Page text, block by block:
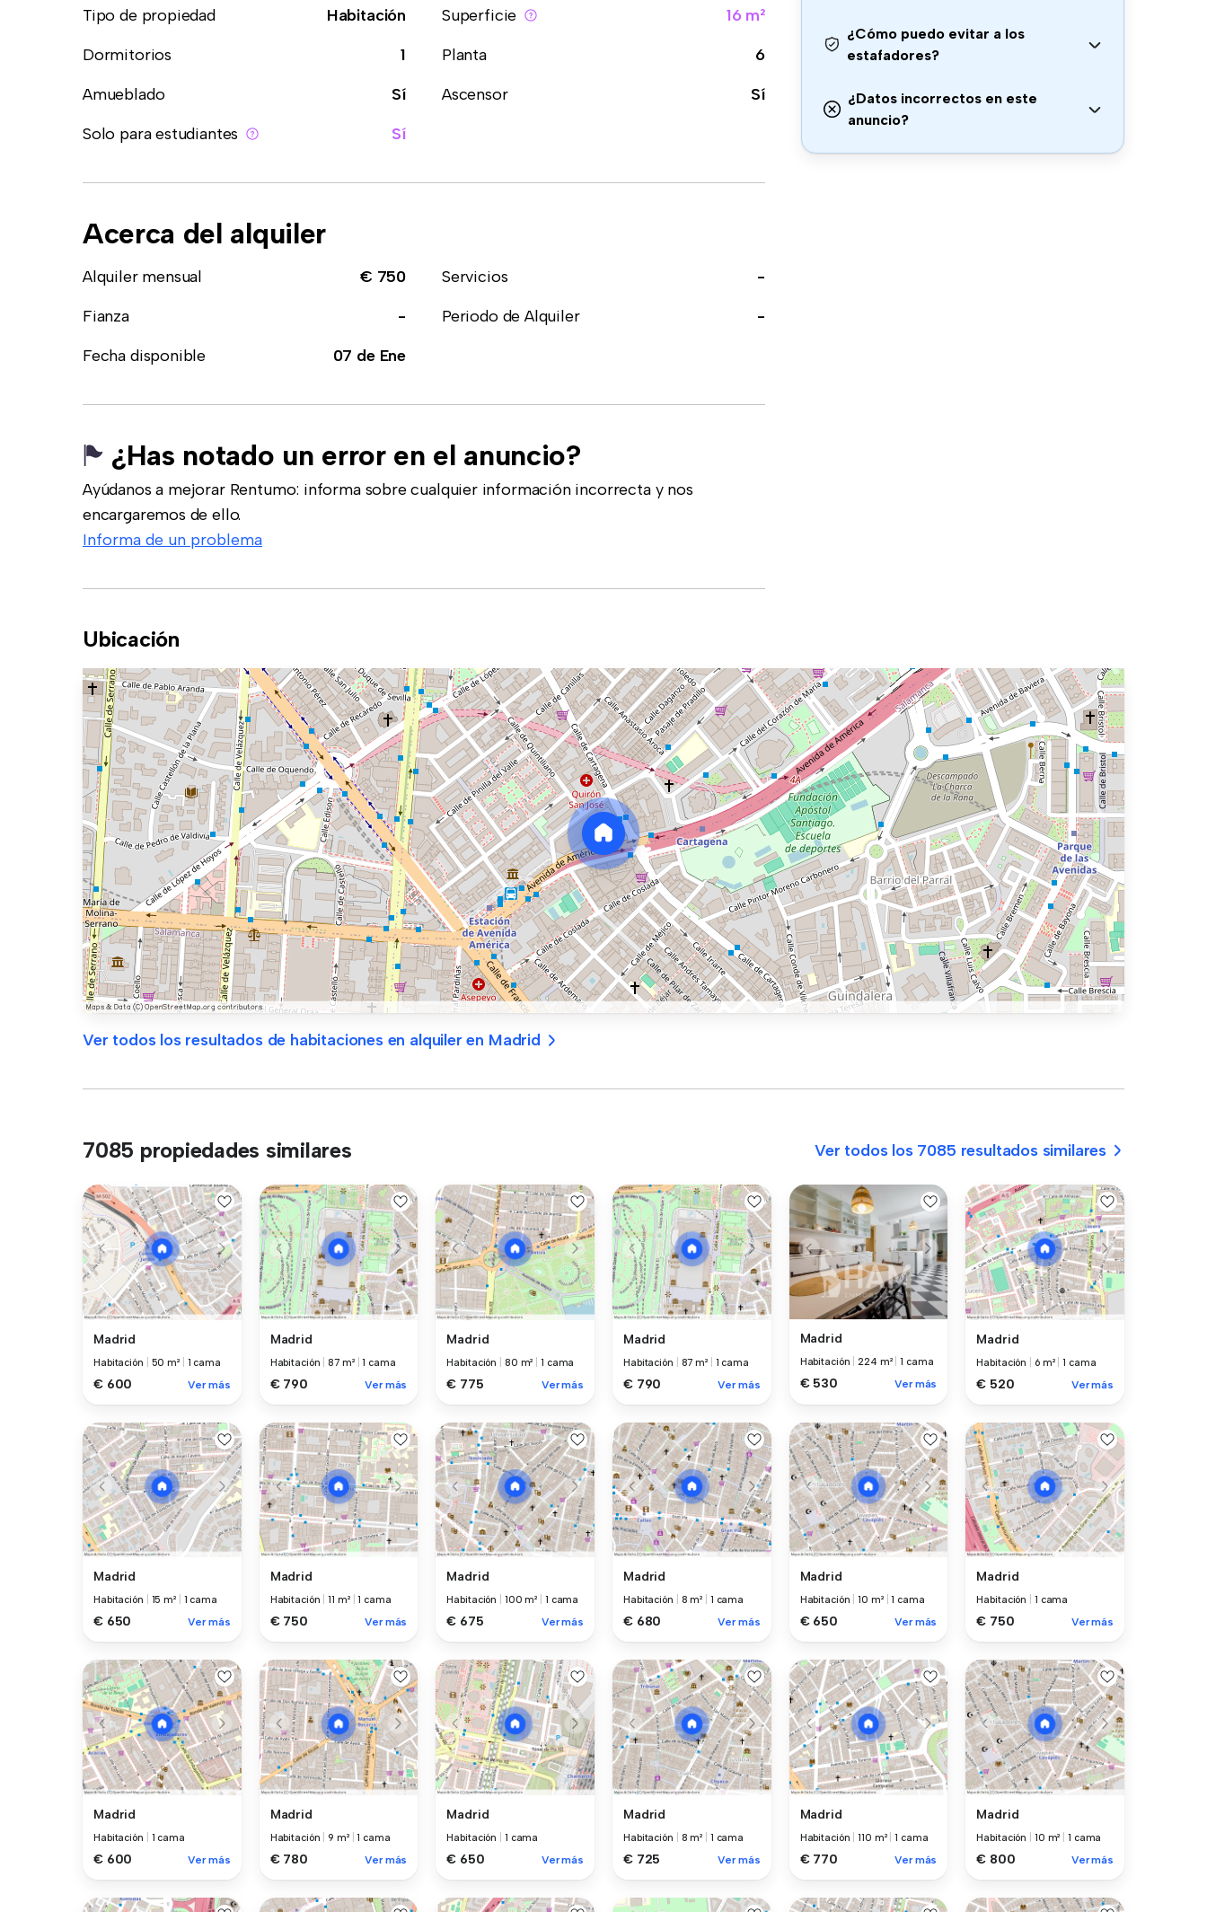
Tipo de propiedad Habitación Superficie
16 m²
Dormitorios
1 Planta
6
Amueblado
Sí Ascensor
Sí
Solo para estudiantes
Sí
Acerca del alquiler
Alquiler mensual € 750 Servicios
-
Fianza
- Periodo de Alquiler
-
Fecha disponible
07 de Ene
¿Has notado un error en el anuncio?
Ayúdanos a mejorar Rentumo: informa sobre cualquier información incorrecta y nos
encargaremos de ello.
Informa de un problema
¿Cómo puedo evitar a los
estafadores?
¿Datos incorrectos en este
anuncio?
Ubicación
Ver todos los resultados de habitaciones en alquiler en Madrid
7085 propiedades similares Ver todos los 7085 resultados similares
Madrid
Habitación 50 m² 1 cama
€ 600 Ver más
Madrid
Habitación |87 m² |1 cama
€ 790 Ver más
Madrid
Habitación 80 m² |1 cama
€ 775 Ver más
Madrid
Habitación 87 m² 1 cama
€ 790 Ver más
Madrid
Habitación |224 m² |1 cama
€ 530 Ver más
Madrid
Habitación 6 m² |1 cama
€ 520 Ver más
Madrid
Habitación 15 m² 1 cama
€ 650 Ver más
Madrid
Habitación |11 m² |1 cama
€ 750 Ver más
Madrid
Habitación 100 m² 1 cama
€ 675 Ver más
Madrid
Habitación 8 m² 1 cama
€ 680 Ver más
Madrid
Habitación |10 m² |1 cama
€ 650 Ver más
Madrid
Habitación 1 cama
€ 750 Ver más
Madrid
Habitación 1 cama
€ 600 Ver más
Madrid
Habitación |9 m² |1 cama
€ 780 Ver más
Madrid
Habitación 1 cama
€ 650 Ver más
Madrid
Habitación 8 m² 1 cama
€ 725 Ver más
Madrid
Habitación |110 m² |1 cama
€ 770 Ver más
Madrid
Habitación 10 m² 1 cama
€ 800 Ver más